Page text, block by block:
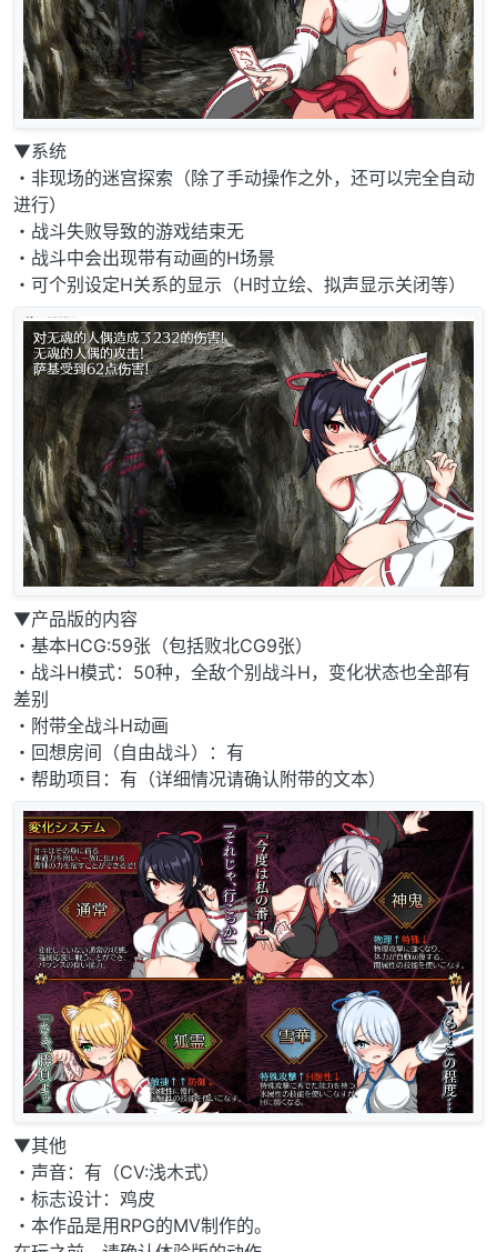
▼系统
・非现场的迷宫探索（除了手动操作之外，还可以完全自动
进行）
・战斗失败导致的游戏结束无
・战斗中会出现带有动画的H场景
・可个别设定H关系的显示（H时立绘、拟声显示关闭等）
▼产品版的内容
・基本HCG:59张（包括败北CG9张）
・战斗H模式：50种，全敌个别战斗H，变化状态也全部有
差别
・附带全战斗H动画
・回想房间（自由战斗）：有
・帮助项目：有（详细情况请确认附带的文本）
▼其他
・声音：有（CV:浅木式）
・标志设计：鸡皮
・本作品是用RPG的MV制作的。